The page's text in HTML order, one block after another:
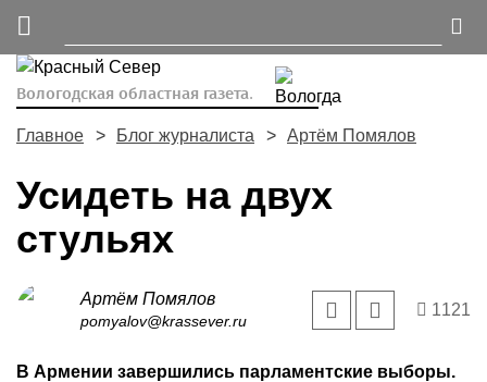
Вологодская областная газета.
Главное Блог журналиста Артём Помялов
Усидеть на двух
стульях
Артём Помялов
pomyalov@krassever.ru
1121
В Армении завершились парламентские выборы.